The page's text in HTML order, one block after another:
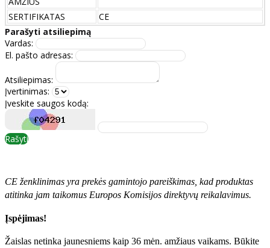
SERTIFIKATAS
CE
Parašyti atsiliepimą
Vardas:
El. pašto adresas:
Atsiliepimas:
Įvertinimas:
Įveskite saugos kodą:
Rašyti
CE ženklinimas yra prekės gamintojo pareiškimas, kad produktas
atitinka jam taikomus Europos Komisijos direktyvų reikalavimus.
Įspėjimas!
Žaislas netinka jaunesniems kaip 36 mėn. amžiaus vaikams. Būkite